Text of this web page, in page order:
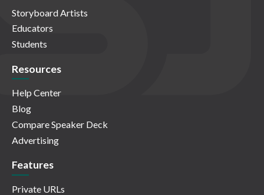
Storyboard Artists
Educators
Students
Resources
Help Center
Blog
Compare Speaker Deck
Advertising
Features
Private URLs